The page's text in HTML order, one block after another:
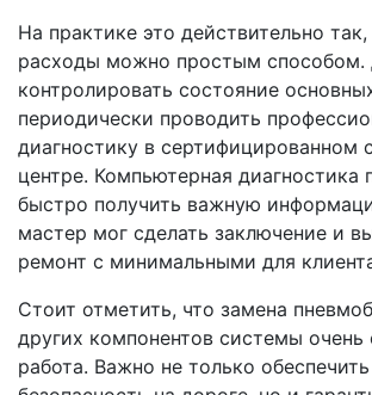
На практике это действительно
расходы можно простым способом.
контролировать состояние
периодически проводить
диагностику в сертифицированном
центре. Компьютерная диагностика
быстро получить важную
мастер мог сделать заключение и
ремонт с минимальными для
Стоит отметить, что замена
других компонентов системы очень
работа. Важно не только